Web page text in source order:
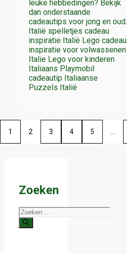
leuke hebbedingen? Bekijk
dan onderstaande
cadeautips voor jong en oud.
Italië spelletjes cadeau
inspiratie Italië Lego cadeau
inspiratie voor volwassenen
Italie Lego voor kinderen
Italiaans Playmobil
cadeautip Italiaanse
Puzzels Italië
1 2 3 4 5
Zoeken
Zoek
naar: